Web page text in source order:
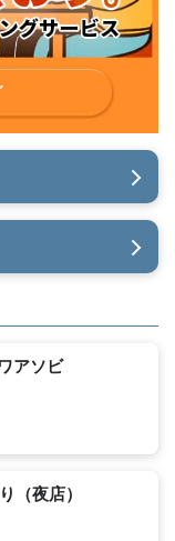
アソビ
（夜店）